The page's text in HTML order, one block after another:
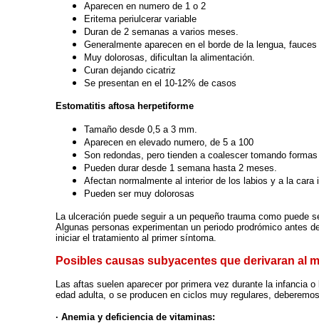
Aparecen en numero de 1 o 2
Eritema periulcerar variable
Duran de 2 semanas a varios meses.
Generalmente aparecen en el borde de la lengua,
Muy dolorosas, dificultan la alimentación.
Curan dejando cicatriz
Se presentan en el 10-12% de casos
Estomatitis aftosa herpetiforme
Tamaño desde 0,5 a 3 mm.
Aparecen en elevado numero, de 5 a 100
Son redondas, pero tienden a coalescer tomando
Pueden durar desde 1 semana hasta 2 meses.
Afectan normalmente al interior de los labios y a la cara
Pueden ser muy dolorosas
La ulceración puede seguir a un pequeño trauma como puede
Algunas personas experimentan un periodo prodrómico antes
iniciar el tratamiento al primer síntoma.
Posibles causas subyacentes que derivaran al
Las aftas suelen aparecer por primera vez durante la infancia
edad adulta, o se producen en ciclos muy regulares,
· Anemia y deficiencia de vitaminas: